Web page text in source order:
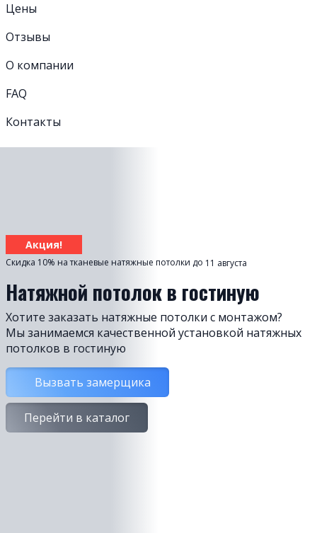
Цены
Отзывы
О компании
FAQ
Контакты
Акция!
Скидка 10% на тканевые натяжные потолки до 11 августа
Натяжной потолок в гостиную
Хотите заказать натяжные потолки с монтажом?
Мы занимаемся качественной установкой натяжных
потолков в гостиную
Вызвать замерщика
Перейти в каталог